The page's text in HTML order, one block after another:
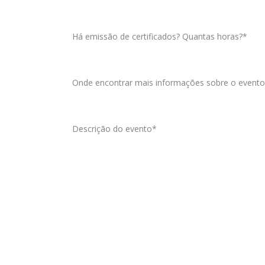
Há emissão de certificados? Quantas horas?*
Onde encontrar mais informações sobre o
Descrição do evento*